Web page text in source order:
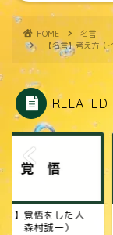
HOME
名言
【名言】考え方
RELATED
言】覚悟をした人
家 森村誠一）